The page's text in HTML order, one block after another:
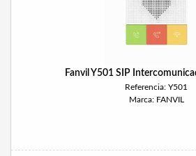
Fanvil Y501 SIP
Referencia: Y501
Marca: FANVIL